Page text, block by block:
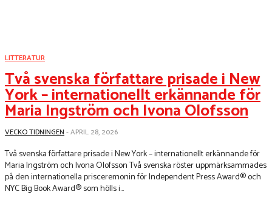
LITTERATUR
Två svenska författare prisade i New
York – internationellt erkännande för
Maria Ingström och Ivona Olofsson
VECKO TIDNINGEN-APRIL 28, 2026
Två svenska författare prisade i New York – internationellt erkännande för
Maria Ingström och Ivona Olofsson Två svenska röster uppmärksammades
på den internationella prisceremonin för Independent Press Award® och
NYC Big Book Award® som hölls i...